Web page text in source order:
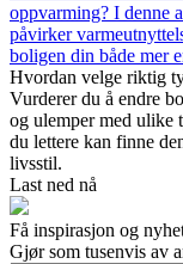
oppvarming? I denne
påvirker
boligen din både mer
Hvordan velge riktig
Vurderer du å endre
og ulemper med ulike
du lettere kan finne
livsstil.
Last ned nå
Få inspirasjon og
Gjør som tusenvis av